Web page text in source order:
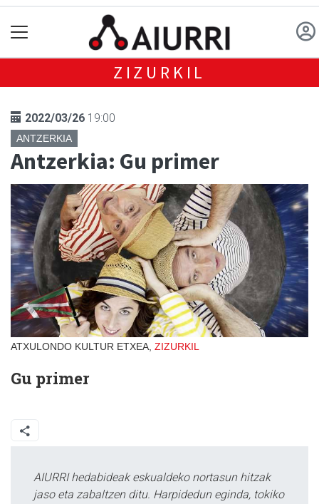
ZIZURKIL
2022/03/26 19:00
ANTZERKIA
Antzerkia: Gu primer
ATXULONDO KULTUR ETXEA, ZIZURKIL
Gu primer
AIURRI hedabideak eskualdeko nortasun hitzak
jaso eta zabaltzen ditu. Harpidedun eginda, tokiko